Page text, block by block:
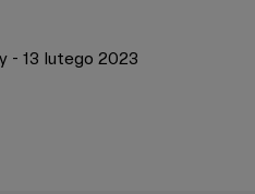
- 13 lutego 2023